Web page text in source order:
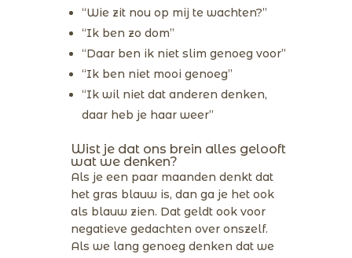
“Wie zit nou op mij te wachten?”
“Ik ben zo dom”
“Daar ben ik niet slim genoeg voor”
“Ik ben niet mooi genoeg”
“Ik wil niet dat anderen denken,
daar heb je haar weer”
Wist je dat ons brein alles gelooft
wat we denken?
Als je een paar maanden denkt dat
het gras blauw is, dan ga je het ook
als blauw zien. Dat geldt ook voor
negatieve gedachten over onszelf.
Als we lang genoeg denken dat we